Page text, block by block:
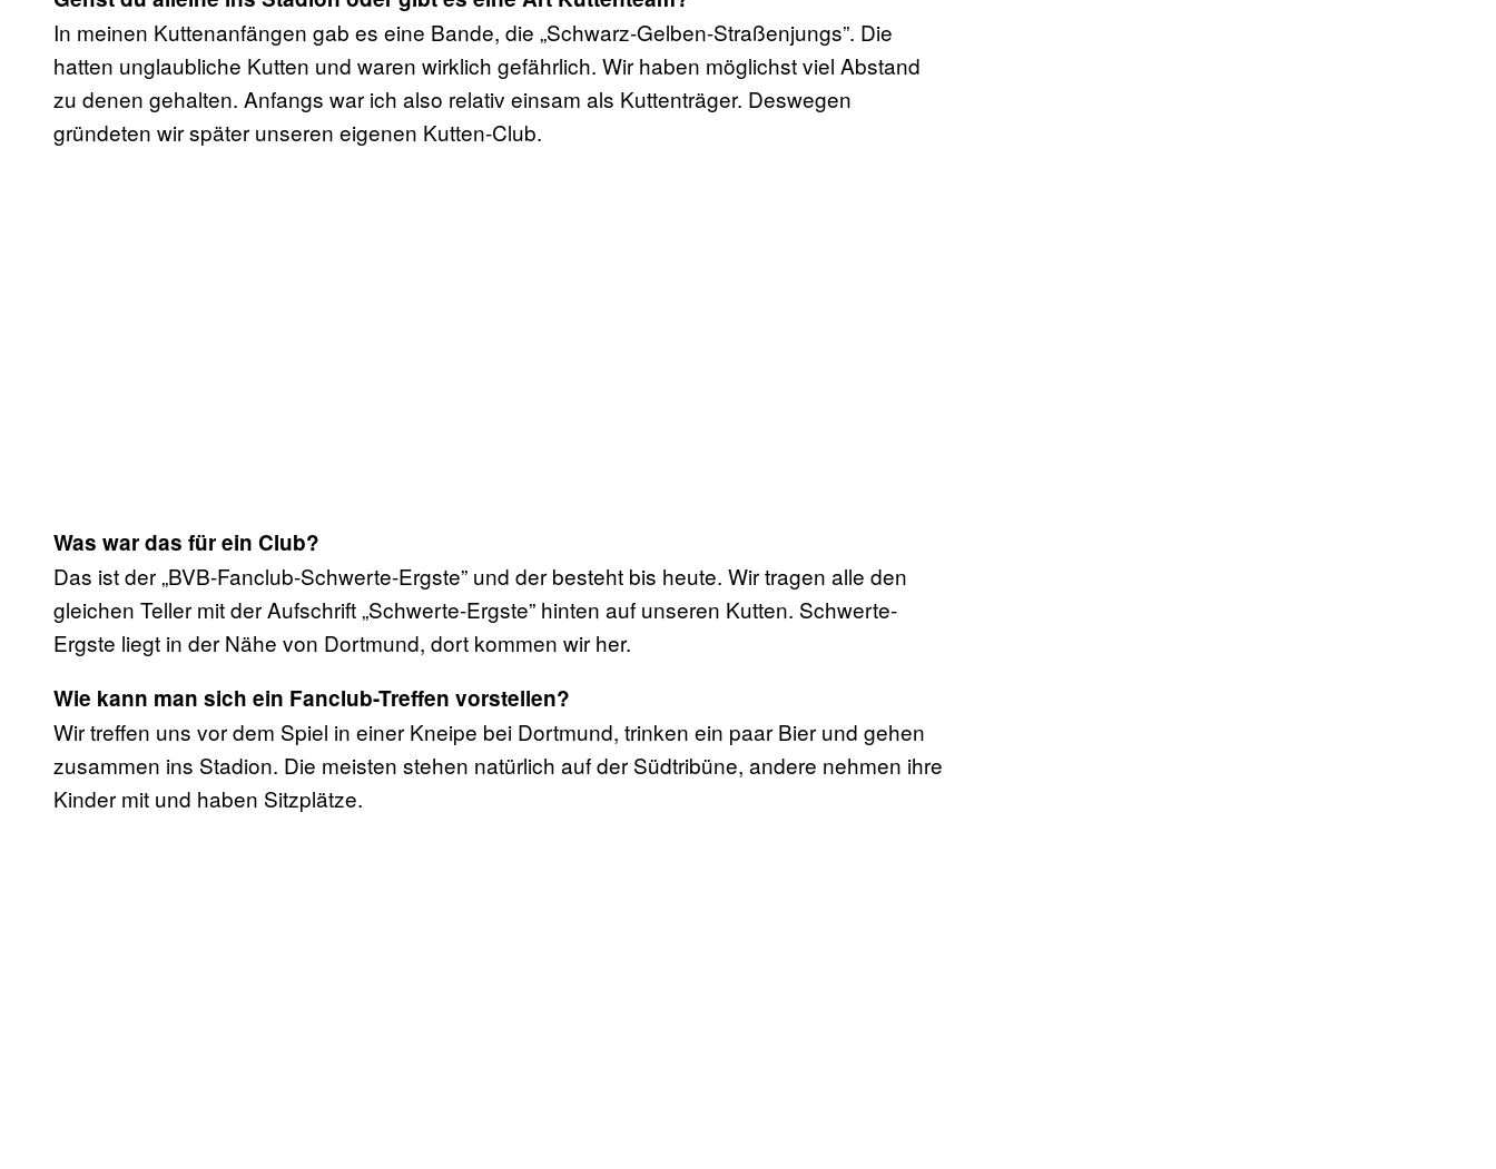
In meinen Kuttenanfängen gab es eine Bande, die „Schwarz-Gelben-Straßenjungs”. Die
hatten unglaubliche Kutten und waren wirklich gefährlich. Wir haben möglichst viel Abstand
zu denen gehalten. Anfangs war ich also relativ einsam als Kuttenträger. Deswegen
gründeten wir später unseren eigenen Kutten-Club.
Was war das für ein Club?
Das ist der „BVB-Fanclub-Schwerte-Ergste” und der besteht bis heute. Wir tragen alle den
gleichen Teller mit der Aufschrift „Schwerte-Ergste” hinten auf unseren Kutten. Schwerte-
Ergste liegt in der Nähe von Dortmund, dort kommen wir her.
Wie kann man sich ein Fanclub-Treffen vorstellen?
Wir treffen uns vor dem Spiel in einer Kneipe bei Dortmund, trinken ein paar Bier und gehen
zusammen ins Stadion. Die meisten stehen natürlich auf der Südtribüne, andere nehmen ihre
Kinder mit und haben Sitzplätze.